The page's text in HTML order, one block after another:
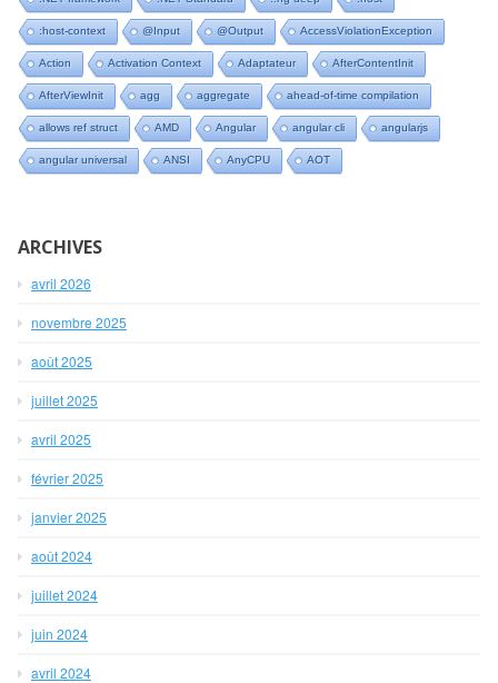
:host-context @Input @Output AccessViolationException
Action Activation Context Adaptateur AfterContentInit
AfterViewInit agg aggregate ahead-of-time compilation
allows ref struct AMD Angular angular cli angularjs
angular universal ANSI AnyCPU AOT
ARCHIVES
avril 2026
novembre 2025
août 2025
juillet 2025
avril 2025
février 2025
janvier 2025
août 2024
juillet 2024
juin 2024
avril 2024